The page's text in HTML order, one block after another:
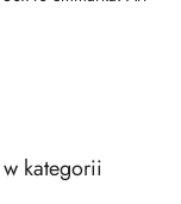
kategorii